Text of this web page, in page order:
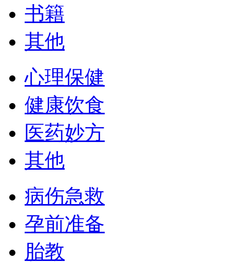
书籍
其他
心理保健
健康饮食
医药妙方
其他
病伤急救
孕前准备
胎教